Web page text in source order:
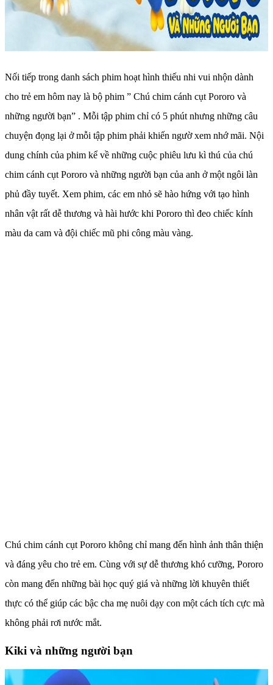
Nối tiếp trong danh sách phim hoạt hình thiếu nhi vui nhộn dành
cho trẻ em hôm nay là bộ phim ” Chú chim cánh cụt Pororo và
những người bạn” . Mỗi tập phim chỉ có 5 phút nhưng những câu
chuyện đọng lại ở mỗi tập phim phải khiến ngườ xem nhớ mãi. Nội
dung chính của phim kể về những cuộc phiêu lưu kì thú của chú
chim cánh cụt Pororo và những người bạn của anh ở một ngôi làn
phủ đầy tuyết. Xem phim, các em nhỏ sẽ hào hứng với tạo hình
nhân vật rất dễ thương và hài hước khi Pororo thì đeo chiếc kính
màu da cam và đội chiếc mũ phi công màu vàng.
Chú chim cánh cụt Pororo không chỉ mang đến hình ảnh thân thiện
và đáng yêu cho trẻ em. Cùng với sự dễ thương khó cưỡng, Pororo
còn mang đến những bài học quý giá và những lời khuyên thiết
thực có thể giúp các bậc cha mẹ nuôi dạy con một cách tích cực mà
không phải rơi nước mắt.
Kiki và những người bạn